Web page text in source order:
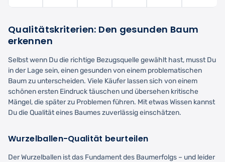
Qualitätskriterien: Den gesunden Baum
erkennen
Selbst wenn Du die richtige Bezugsquelle gewählt hast, musst Du
in der Lage sein, einen gesunden von einem problematischen
Baum zu unterscheiden. Viele Käufer lassen sich von einem
schönen ersten Eindruck täuschen und übersehen kritische
Mängel, die später zu Problemen führen. Mit etwas Wissen kannst
Du die Qualität eines Baumes zuverlässig einschätzen.
Wurzelballen-Qualität beurteilen
Der Wurzelballen ist das Fundament des Baumerfolgs – und leider